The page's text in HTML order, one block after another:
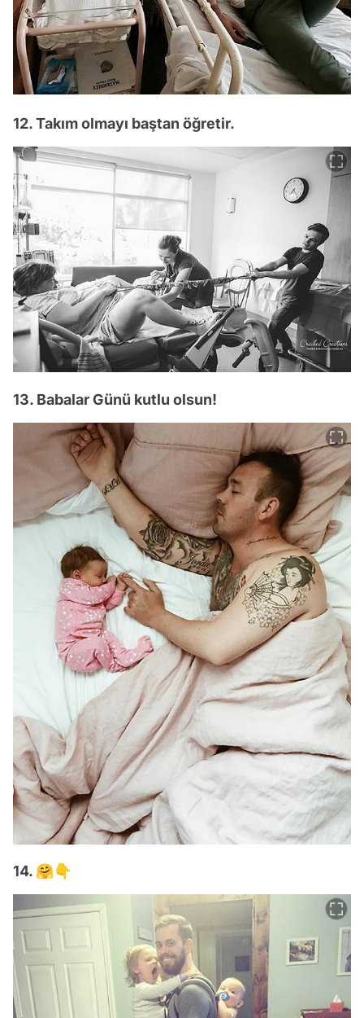
12. Takım olmayı baştan öğretir.
13. Babalar Günü kutlu olsun!
14. 🤗👇